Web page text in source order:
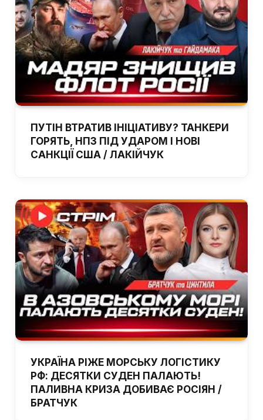
ПУТІН ВТРАТИВ ІНІЦІАТИВУ? ТАНКЕРИ
ГОРЯТЬ, НПЗ ПІД УДАРОМ І НОВІ
САНКЦІЇ США / ЛАКІЙЧУК
УКРАЇНА РІЖЕ МОРСЬКУ ЛОГІСТИКУ
РФ: ДЕСЯТКИ СУДЕН ПАЛАЮТЬ!
ПАЛИВНА КРИЗА ДОБИВАЄ РОСІЯН /
БРАТЧУК